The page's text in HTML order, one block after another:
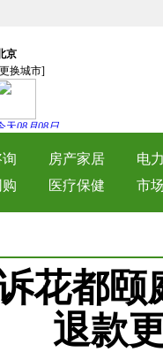
房产家居
电
医疗保健 市
花都
退款